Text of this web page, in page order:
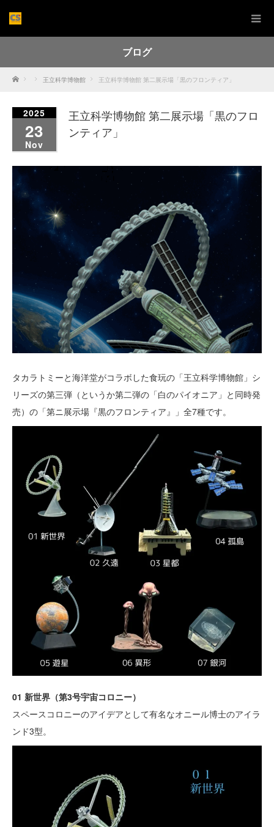
ブログ
Home 王立科学博物館 王立科学博物館 第二展示場「黒のフロンティア」
2025
23
Nov
王立科学博物館 第二展示場「黒のフロ
ンティア」
タカラトミーと海洋堂がコラボした食玩の「王立科学博物館」シ
リーズの第三弾（というか第二弾の「白のパイオニア」と同時発
売）の「第ニ展示場『黒のフロンティア』」全7種です。
01 新世界（第3号宇宙コロニー）
スペースコロニーのアイデアとして有名なオニール博士のアイラ
ンド3型。